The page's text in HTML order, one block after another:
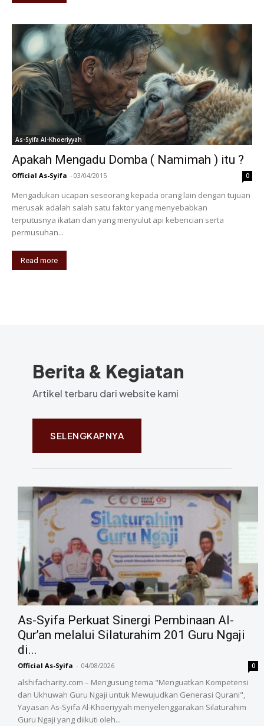
As-Syifa Al-Khoeriyyah
Apakah Mengadu Domba ( Namimah ) itu ?
Official As-Syifa - 03/04/2015 0
Mengadukan ucapan seseorang kepada orang lain dengan tujuan
merusak adalah salah satu faktor yang menyebabkan
terputusnya ikatan dan yang menyulut api kebencian serta
permusuhan...
Read more
Berita & Kegiatan
Artikel terbaru dari website kami
SELENGKAPNYA
As-Syifa Perkuat Sinergi Pembinaan Al-
Qur’an melalui Silaturahim 201 Guru Ngaji
di...
Official As-Syifa - 04/08/2026 0
alshifacharity.com – Mengusung tema "Menguatkan Kompetensi
dan Ukhuwah Guru Ngaji untuk Mewujudkan Generasi Qurani",
Yayasan As-Syifa Al-Khoeriyyah menyelenggarakan Silaturahim
Guru Ngaji yang diikuti oleh...